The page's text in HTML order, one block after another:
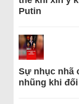
Putin
Sự nhục nhã
nhũng khi